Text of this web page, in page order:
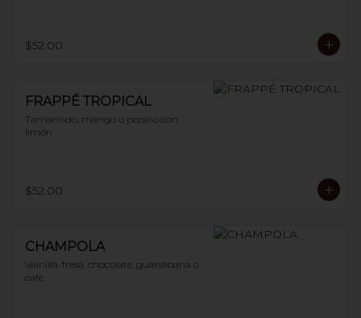
$52.00
FRAPPÉ TROPICAL
Tamarindo, mango o pepino con
limón
$52.00
CHAMPOLA
Vainilla, fresa, chocolate, guanábana o
café